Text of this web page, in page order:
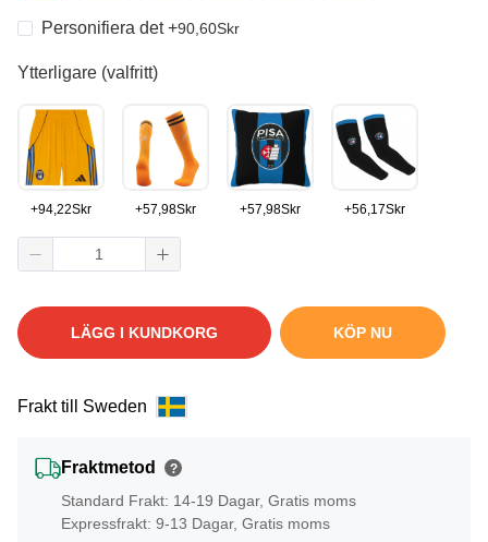
Personifiera det+90,60Skr
Ytterligare (valfritt)
+94,22Skr +57,98Skr +57,98Skr +56,17Skr
LÄGG I KUNDKORG KÖP NU
Frakt till Sweden
Fraktmetod ?
Standard Frakt: 14-19 Dagar, Gratis moms
Expressfrakt: 9-13 Dagar, Gratis moms